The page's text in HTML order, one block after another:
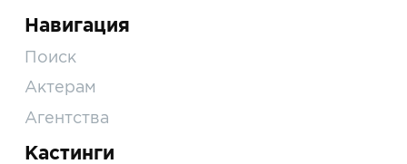
Навигация
Поиск
Актерам
Агентства
Кастинги